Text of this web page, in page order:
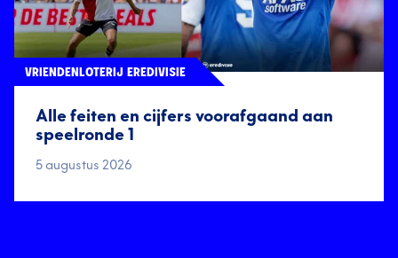
Alle feiten en cijfers voorafgaand aan
speelronde 1
VRIENDENLOTERIJ EREDIVISIE
5 augustus 2026